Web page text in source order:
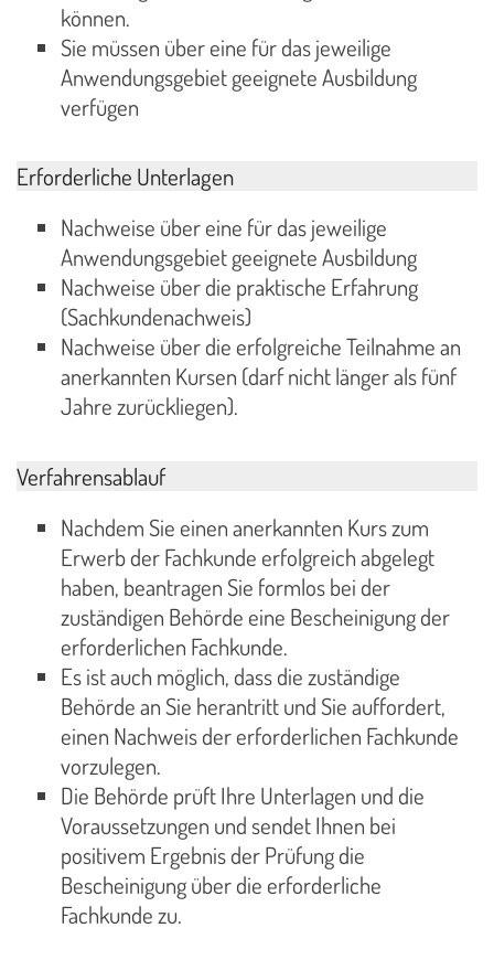
können.
Sie müssen über eine für das jeweilige
Anwendungsgebiet geeignete Ausbildung
verfügen
Erforderliche Unterlagen
Nachweise über eine für das jeweilige
Anwendungsgebiet geeignete Ausbildung
Nachweise über die praktische Erfahrung
(Sachkundenachweis)
Nachweise über die erfolgreiche Teilnahme an
anerkannten Kursen (darf nicht länger als fünf
Jahre zurückliegen).
Verfahrensablauf
Nachdem Sie einen anerkannten Kurs zum
Erwerb der Fachkunde erfolgreich abgelegt
haben, beantragen Sie formlos bei der
zuständigen Behörde eine Bescheinigung der
erforderlichen Fachkunde.
Es ist auch möglich, dass die zuständige
Behörde an Sie herantritt und Sie auffordert,
einen Nachweis der erforderlichen Fachkunde
vorzulegen.
Die Behörde prüft Ihre Unterlagen und die
Voraussetzungen und sendet Ihnen bei
positivem Ergebnis der Prüfung die
Bescheinigung über die erforderliche
Fachkunde zu.